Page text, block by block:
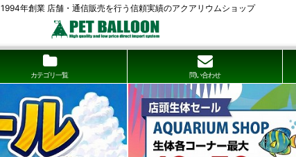
1994年創業 店舗・通信販売を行う信頼実績のアクアリウムショップ
カテゴリ一覧 問い合わせ